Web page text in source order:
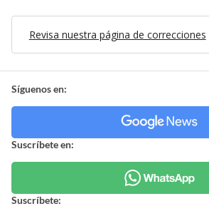
Revisa nuestra página de correcciones
Síguenos en:
Suscríbete en:
Suscríbete: